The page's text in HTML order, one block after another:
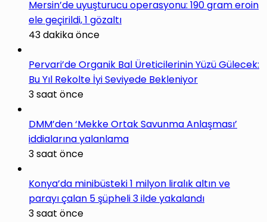
Mersin’de uyuşturucu operasyonu: 190 gram eroin
ele geçirildi, 1 gözaltı
43 dakika önce
Pervari’de Organik Bal Üreticilerinin Yüzü Gülecek:
Bu Yıl Rekolte İyi Seviyede Bekleniyor
3 saat önce
DMM’den ‘Mekke Ortak Savunma Anlaşması’
iddialarına yalanlama
3 saat önce
Konya’da minibüsteki 1 milyon liralık altın ve
parayı çalan 5 şüpheli 3 ilde yakalandı
3 saat önce